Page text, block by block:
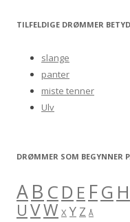
rTILFELDIGE DRØMMER
slange
panter
miste tenner
Ulv
DRØMMER SOM BEGYNNER
AB C D E FG H
U VW X Y Z Å